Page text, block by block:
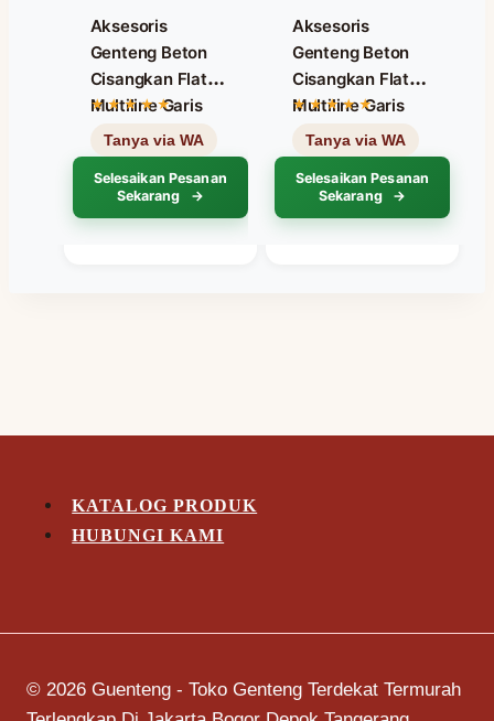
Aksesoris
Genteng Beton
Cisangkan Flat
Multiline Garis
Nok Atas
Wuwungan
Warna
Selesaikan Pesanan
Sekarang
Aksesoris
Genteng Beton
Cisangkan Flat
Multiline Garis
Apex 3 Way Nok
Tiga Arah Warna
Sandalwood
Selesaikan Pesanan
Sekarang
KATALOG PRODUK
HUBUNGI KAMI
© 2026 Guenteng - Toko Genteng Terdekat Termurah